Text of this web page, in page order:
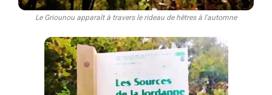
Le Griounou apparaît à travers le rideau de hêtres à l'automne